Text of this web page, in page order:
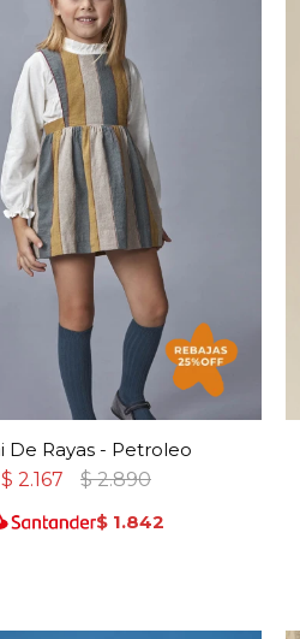
De Rayas - Petroleo
$ 2.167 $ 2.890
$ 1.842